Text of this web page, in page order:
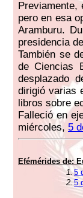
Previamente,
pero en esa
Aramburu.
presidencia
También se
de Ciencias
desplazado
dirigió varias
libros sobre
Falleció en
miércoles, 5
Efémérides de:
1.5
2.5